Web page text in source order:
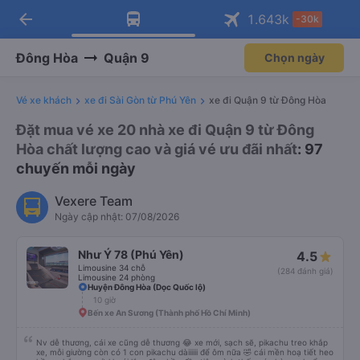
Tải app Vexere ngay!
Nhận ưu đãi thành viên độc
Mở app
Tải app Vexere
-30k/ghế khi đặt vé máy bay qua
Mở app
arrow_back 1.643k -30k
Đông Hòa Quận 9 Chọn ngày
Vé xe khách xe đi Sài Gòn từ Phú Yên xe đi Quận 9 từ Đông Hòa
Đặt mua vé xe 20 nhà xe đi Quận 9 từ Đông
Hòa chất lượng cao và giá vé ưu đãi nhất: 97
chuyến mỗi ngày
Vexere Team
Ngày cập nhật: 07/08/2026
Như Ý 78 (Phú Yên)
Limousine 34 chỗ
Limousine 24 phòng
4.5
(284 đánh giá)
Huyện Đông Hòa (Dọc Quốc lộ)
10 giờ
Bến xe An Sương (Thành phố Hồ Chí Minh)
Nv dễ thương, cái xe cũng dễ thương 😂 xe mới, sạch sẽ, pikachu treo khắp
xe, mỗi giường còn có 1 con pikachu dàiiiiii để ôm nữa 🤣 cái mền hoạ tiết heo